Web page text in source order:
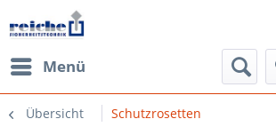
Menü
Übersicht Schutzrosetten